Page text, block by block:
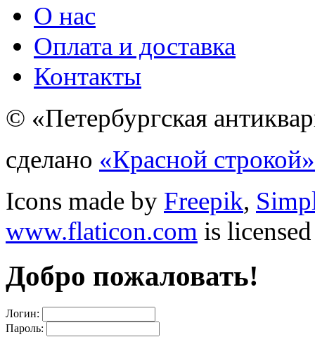
О нас
Оплата и доставка
Контакты
© «Петербургская
сделано «Красной строкой»
Icons made by Freepik,
www.flaticon.com is
Добро пожаловать!
Логин:
Пароль: